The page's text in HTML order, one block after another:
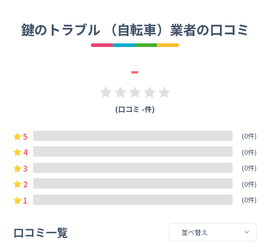
鍵のトラブル （自転車）業者の口コミ
-
(口コミ -件)
5 (0件)
4 (0件)
3 (0件)
2 (0件)
1 (0件)
口コミ一覧